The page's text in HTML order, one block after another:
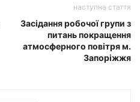
наступна стаття
Засідання робочої групи з
питань покращення
атмосферного повітря м.
Запоріжжя